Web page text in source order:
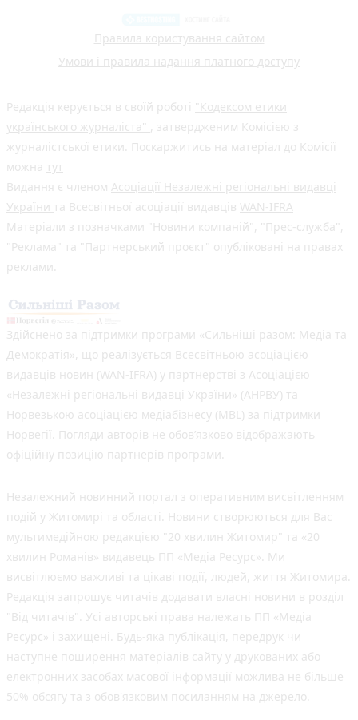
Правила користування сайтом
Умови і правила надання платного доступу
Редакція керується в своїй роботі "Кодексом етики
українського журналіста" , затвердженим Комісією з
журналістської етики. Поскаржитись на матеріал до Комісії
можна тут
Видання є членом Асоціації Незалежні регіональні видавці
України та Всесвітньої асоціації видавців WAN-IFRA
Матеріали з позначками "Новини компаній", "Прес-служба",
"Реклама" та "Партнерський проєкт" опубліковані на правах
реклами.
Здійснено за підтримки програми «Сильніші разом: Медіа та
Демократія», що реалізується Всесвітньою асоціацією
видавців новин (WAN-IFRA) у партнерстві з Асоціацією
«Незалежні регіональні видавці України» (АНРВУ) та
Норвезькою асоціацією медіабізнесу (MBL) за підтримки
Норвегії. Погляди авторів не обов’язково відображають
офіційну позицію партнерів програми.
Незалежний новинний портал з оперативним висвітленням
подій у Житомирі та області. Новини створюються для Вас
мультимедійною редакцією "20 хвилин Житомир" та «20
хвилин Романів» видавець ПП «Медіа Ресурс». Ми
висвітлюємо важливі та цікаві події, людей, життя Житомира.
Редакція запрошує читачів додавати власні новини в розділ
"Від читачів". Усі авторські права належать ПП «Медіа
Ресурс» і захищені. Будь-яка публiкацiя, передрук чи
наступне поширення матеріалів сайту у друкованих або
електронних засобах масової інформації можлива не більше
50% обсягу та з обов'язковим посиланням на джерело.